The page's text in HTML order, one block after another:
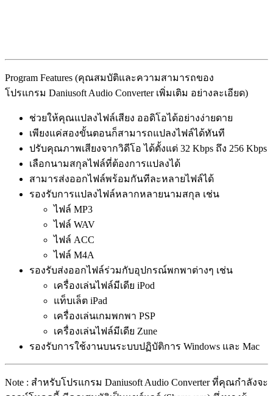
Program Features (คุณสมบัติและความสามารถของ
โปรแกรม Daniusoft Audio Converter เพิ่มเติม อย่างละเอียด)
ช่วยให้คุณแปลงไฟล์เสียง ออดิโอได้อย่างง่ายดาย
เพียงแค่สองขั้นตอนก็สามารถแปลงไฟล์ได้ทันที
ปรับคุณภาพเสียงจากวิดีโอ ได้ตั้งแต่ 32 Kbps ถึง 256 Kbps
เลือกนามสกุลไฟล์ที่ต้องการแปลงได้
สามารส่งออกไฟล์พร้อมกันทีละหลายไฟล์ได้
รองรับการแปลงไฟล์หลากหลายนามสกุล เช่น
ไฟล์ MP3
ไฟล์ WAV
ไฟล์ ACC
ไฟล์ M4A
รองรับส่งออกไฟล์ร่วมกับอุปกรณ์พกพาต่างๆ เช่น
เครื่องเล่นไฟล์มีเดีย iPod
แท็บเล็ต iPad
เครื่องเล่นเกมพกพา PSP
เครื่องเล่นไฟล์มีเดีย Zune
รองรับการใช้งานบนระบบปฏิบัติการ Windows และ Mac
Note : สำหรับโปรแกรม Daniusoft Audio Converter ที่คุณกำลังจะ